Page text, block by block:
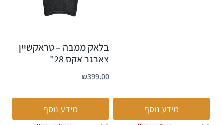
מידע נוסף
בלאק ממבה – טראקשיין
צארגר אקס 28"
₪399.00
מידע נוסף